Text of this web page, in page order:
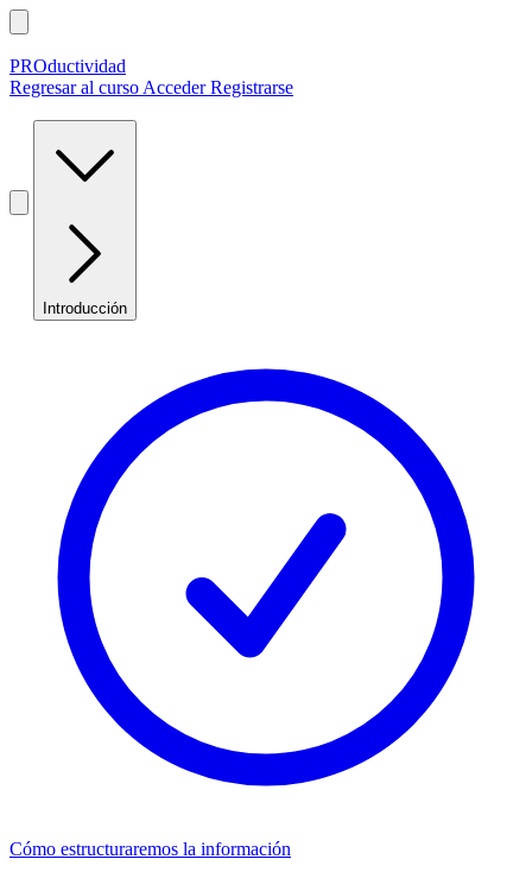
PROductividad
Regresar al curso AccederRegistrarse
Introducción
Cómo estructuraremos la información